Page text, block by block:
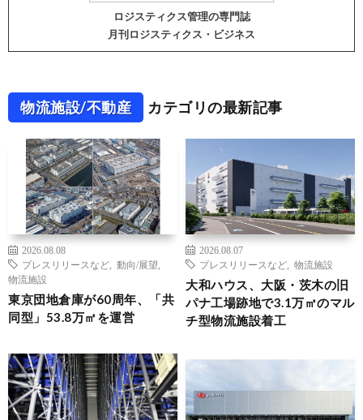
ロジスティクス管理の専門誌
月刊ロジスティクス・ビジネス
物流施設/不動産 カテゴリの最新記事
2026.08.08
プレスリリースなど
動向/展望
物流施設
東京団地倉庫が60周年、「共
同型」53.8万㎡を運営
2026.08.07
プレスリリースなど
物流施設
大和ハウス、大阪・茨木の旧
パナ工場跡地で3.1万㎡のマル
チ型物流施設着工